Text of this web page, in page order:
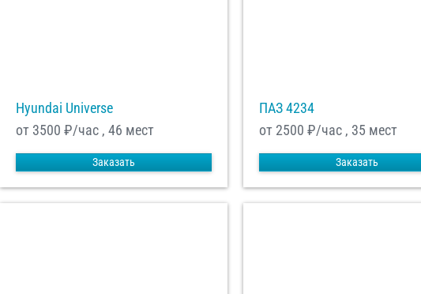
Hyundai Universe
от 3500 ₽/час , 46 мест
Заказать
ПАЗ 4234
от 2500 ₽/час , 35 мест
Заказать